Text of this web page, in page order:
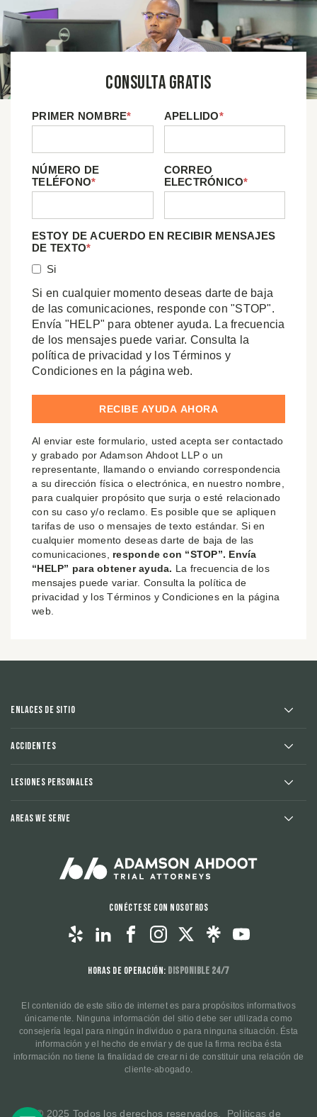
Consulta Gratis
PRIMER NOMBRE* APELLIDO*
NÚMERO DE
TELÉFONO*
CORREO
ELECTRÓNICO*
ESTOY DE ACUERDO EN RECIBIR MENSAJES
DE TEXTO*
Si
Si en cualquier momento deseas darte de baja
de las comunicaciones, responde con "STOP".
Envía "HELP" para obtener ayuda. La frecuencia
de los mensajes puede variar. Consulta la
política de privacidad y los Términos y
Condiciones en la página web.
Al enviar este formulario, usted acepta ser contactado
y grabado por Adamson Ahdoot LLP o un
representante, llamando o enviando correspondencia
a su dirección física o electrónica, en nuestro nombre,
para cualquier propósito que surja o esté relacionado
con su caso y/o reclamo. Es posible que se apliquen
tarifas de uso o mensajes de texto estándar. Si en
cualquier momento deseas darte de baja de las
comunicaciones, responde con “STOP”. Envía
“HELP” para obtener ayuda. La frecuencia de los
mensajes puede variar. Consulta la política de
privacidad y los Términos y Condiciones en la página
web.
Enlaces de sitio
Accidentes
Lesiones Personales
Areas We Serve
Conéctese con nosotros
Horas de operación: Disponible 24/7
El contenido de este sitio de internet es para propósitos informativos
únicamente. Ninguna información del sitio debe ser utilizada como
consejería legal para ningún individuo o para ninguna situación. Ésta
información y el hecho de enviar y de que la firma reciba ésta
información no tiene la finalidad de crear ni de constituir una relación de
cliente-abogado.
© 2025 Todos los derechos reservados. Políticas de